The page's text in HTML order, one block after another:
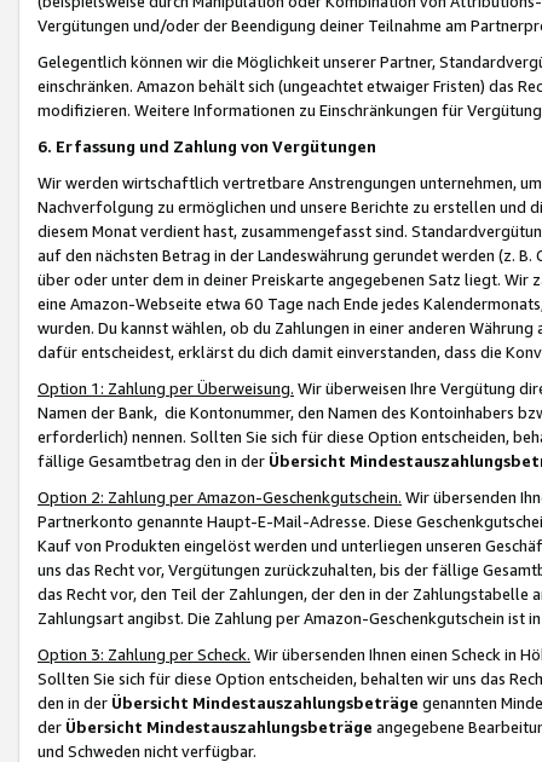
Vergütungen und/oder der Beendigung deiner Teilnahme am
Gelegentlich können wir die Möglichkeit unserer Partner,
einschränken. Amazon behält sich (ungeachtet etwaiger Fristen) das
modifizieren. Weitere Informationen zu Einschränkungen für
6. Erfassung und Zahlung von Vergütungen
Wir werden wirtschaftlich vertretbare Anstrengungen unternehmen,
Nachverfolgung zu ermöglichen und unsere Berichte zu erstellen und
diesem Monat verdient hast, zusammengefasst sind.
auf den nächsten Betrag in der Landeswährung gerundet werden (z.
über oder unter dem in deiner Preiskarte angegebenen Satz liegt.
eine Amazon-Webseite etwa 60 Tage nach Ende jedes
wurden. Du kannst wählen, ob du Zahlungen in einer anderen
dafür entscheidest, erklärst du dich damit einverstanden, dass die
Option 1: Zahlung per Überweisung. Wir überweisen Ihre Vergütung
Namen der Bank, die Kontonummer, den Namen des Kontoinhabers
erforderlich) nennen. Sollten Sie sich für diese Option entscheiden,
fällige Gesamtbetrag den in der Übersicht
Option 2: Zahlung per Amazon-Geschenkgutschein. Wir übersenden
Partnerkonto genannte Haupt-E-Mail-Adresse. Diese
Kauf von Produkten eingelöst werden und unterliegen unseren
uns das Recht vor, Vergütungen zurückzuhalten, bis der fällige
das Recht vor, den Teil der Zahlungen, der den in der
Zahlungsart angibst. Die Zahlung per Amazon-Geschenkgutschein ist
Option 3: Zahlung per Scheck. Wir übersenden Ihnen einen Scheck in
Sollten Sie sich für diese Option entscheiden, behalten wir uns das
den in der Übersicht Mindestauszahlungsbeträge genannten
der Übersicht Mindestauszahlungsbeträge angegebene
und Schweden nicht verfügbar.